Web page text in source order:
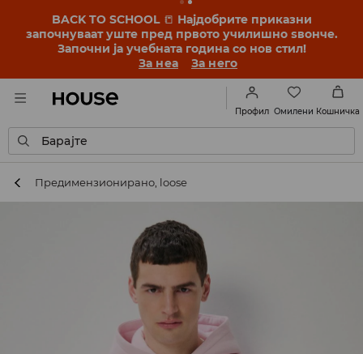
BACK TO SCHOOL 📒 Најдобрите приказни
започнуваат уште пред првото училишно ѕвонче.
Започни ја учебната година со нов стил!
За неа
За него
Профил Омилени Кошничка
Барајте
Предимензионирано, loose